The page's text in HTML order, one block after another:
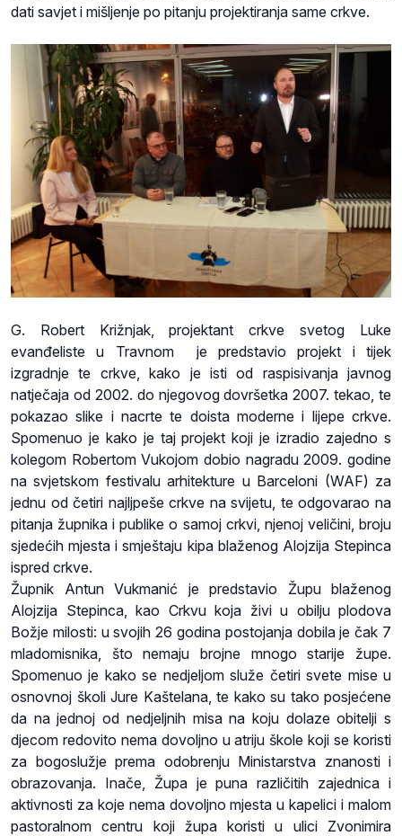
dati savjet i mišljenje po pitanju projektiranja same crkve.
G. Robert Križnjak, projektant crkve svetog Luke
evanđeliste u Travnom je predstavio projekt i tijek
izgradnje te crkve, kako je isti od raspisivanja javnog
natječaja od 2002. do njegovog dovršetka 2007. tekao, te
pokazao slike i nacrte te doista moderne i lijepe crkve.
Spomenuo je kako je taj projekt koji je izradio zajedno s
kolegom Robertom Vukojom dobio nagradu 2009. godine
na svjetskom festivalu arhitekture u Barceloni (WAF) za
jednu od četiri najljpeše crkve na svijetu, te odgovarao na
pitanja župnika i publike o samoj crkvi, njenoj veličini, broju
sjedećih mjesta i smještaju kipa blaženog Alojzija Stepinca
ispred crkve.
Župnik Antun Vukmanić je predstavio Župu blaženog
Alojzija Stepinca, kao Crkvu koja živi u obilju plodova
Božje milosti: u svojih 26 godina postojanja dobila je čak 7
mladomisnika, što nemaju brojne mnogo starije župe.
Spomenuo je kako se nedjeljom služe četiri svete mise u
osnovnoj školi Jure Kaštelana, te kako su tako posjećene
da na jednoj od nedjeljnih misa na koju dolaze obitelji s
djecom redovito nema dovoljno u atriju škole koji se koristi
za bogoslužje prema odobrenju Ministarstva znanosti i
obrazovanja. Inače, Župa je puna različitih zajednica i
aktivnosti za koje nema dovoljno mjesta u kapelici i malom
pastoralnom centru koji župa koristi u ulici Zvonimira